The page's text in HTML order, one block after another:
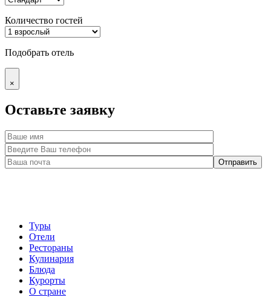
Количество гостей
Подобрать отель
×
Оставьте заявку
Туры
Отели
Рестораны
Кулинария
Блюда
Курорты
О стране